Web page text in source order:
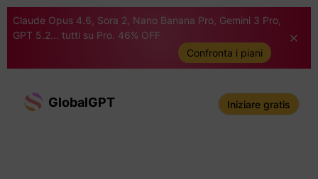
Claude Opus 4.6, Sora 2, Nano Banana Pro, Gemini 3 Pro,
GPT 5.2... tutti su Pro. 46% OFF
Confronta i piani
GlobalGPT Iniziare gratis